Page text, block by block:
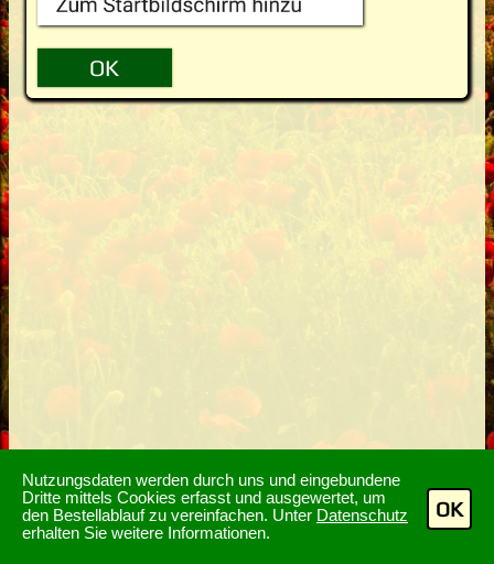
Nutzungsdaten werden durch uns und eingebundene
Dritte mittels Cookies erfasst und ausgewertet, um
den Bestellablauf zu vereinfachen. Unter Datenschutz
erhalten Sie weitere Informationen.
OK